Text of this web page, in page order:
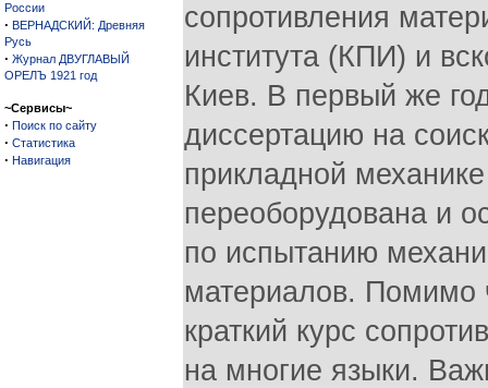
России
· ВЕРНАДСКИЙ: Древняя
Русь
· Журнал ДВУГЛАВЫЙ
ОРЕЛЪ 1921 год
~Сервисы~
· Поиск по сайту
· Статистика
· Навигация
сопротивления
института (КПИ) и
Киев. В первый же
диссертацию на
прикладной
переоборудована и
по испытанию
материалов. Помимо
краткий курс
на многие языки.